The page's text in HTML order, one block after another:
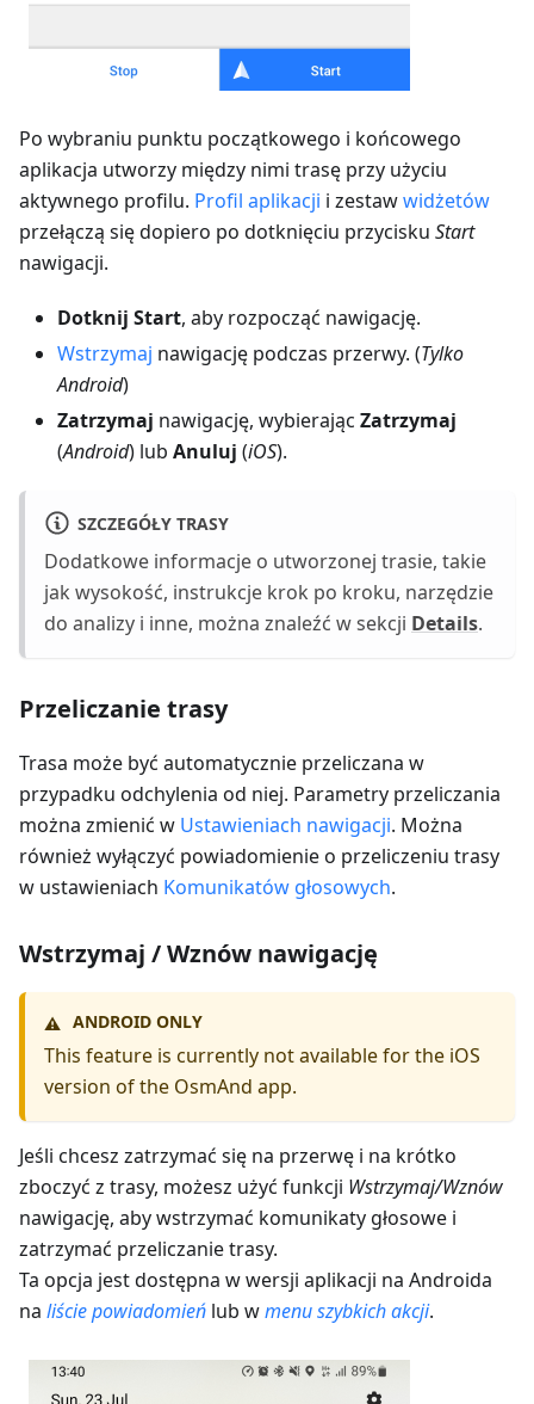
Po wybraniu punktu początkowego i końcowego
aplikacja utworzy między nimi trasę przy użyciu
aktywnego profilu. Profil aplikacji i zestawwidżetów
przełączą się dopiero po dotknięciu przycisku Start
nawigacji.
Dotknij Start, aby rozpocząć nawigację.
Wstrzymaj nawigację podczas przerwy. (Tylko
Android)
Zatrzymaj nawigację, wybierając Zatrzymaj
(Android) lub Anuluj (iOS).
SZCZEGÓŁY TRASY
Dodatkowe informacje o utworzonej trasie, takie
jak wysokość, instrukcje krok po kroku, narzędzie
do analizy i inne, można znaleźć w sekcji Details.
Przeliczanie trasy
Trasa może być automatycznie przeliczana w
przypadku odchylenia od niej. Parametry przeliczania
można zmienić w Ustawieniach nawigacji. Można
również wyłączyć powiadomienie o przeliczeniu trasy
w ustawieniach Komunikatów głosowych.
Wstrzymaj / Wznów nawigację
⚠️ ANDROID ONLY
This feature is currently not available for the iOS
version of the OsmAnd app.
Jeśli chcesz zatrzymać się na przerwę i na krótko
zboczyć z trasy, możesz użyć funkcji Wstrzymaj/Wznów
nawigację, aby wstrzymać komunikaty głosowe i
zatrzymać przeliczanie trasy.
Ta opcja jest dostępna w wersji aplikacji na Androida
na liście powiadomień lub wmenu szybkich akcji.